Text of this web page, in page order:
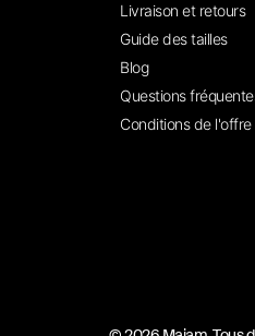
Livraison et retours
Guide des tailles
Blog
Questions
Conditions de